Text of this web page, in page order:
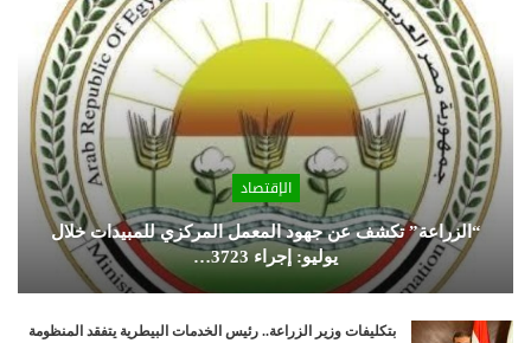
الإقتصاد
“الزراعة” تكشف عن جهود المعمل المركزي للمبيدات خلال
يوليو: إجراء 3723…
بتكليفات وزير الزراعة.. رئيس الخدمات البيطرية يتفقد المنظومة